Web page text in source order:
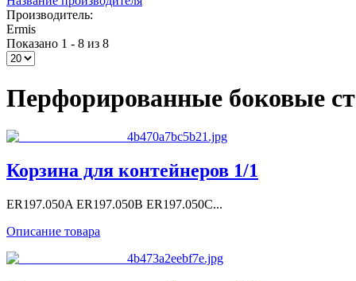
Производитель:
Ermis
Показано 1 - 8 из 8
Перфорированные боковые
Корзина для контейнеров 1/1
ER197.050A ER197.050B ER197.050C...
Описание товара